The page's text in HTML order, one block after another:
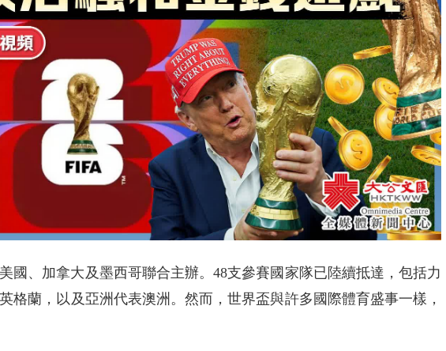
國、加拿大及墨西哥聯合主辦。48支參賽國家隊已陸續抵達，包括力
格蘭，以及亞洲代表澳洲。然而，世界盃與許多國際體育盛事一樣，